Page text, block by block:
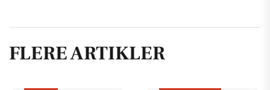
FLERE ARTIKLER